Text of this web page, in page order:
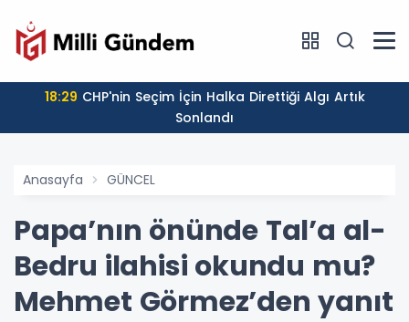
18:29
Sonlandı
Anasayfa GÜNCEL
Papa’nın önünde Tal’a al-
Bedru ilahisi okundu mu?
Mehmet Görmez’den yanıt